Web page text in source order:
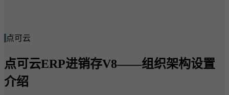
点可云
点可云ERP进销存V8——组织架构设置
介绍